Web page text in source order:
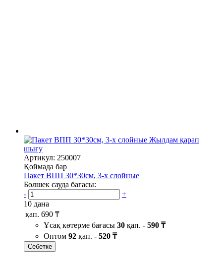
Жылдам қарап
шығу
Артикул: 250007
Қоймада бар
Пакет ВПП 30*30см, 3-х слойные
Бөлшек сауда бағасы:
-
+
10 дана
қап. 690 ₸
Ұсақ көтерме бағасы 30 қап. - 590 ₸
Оптом 92 қап. - 520 ₸
Себетке